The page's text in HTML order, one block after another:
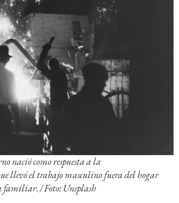
nació como respuesta a la
llevó el trabajo masculino fuera del hogar
/ Foto: Unsplash